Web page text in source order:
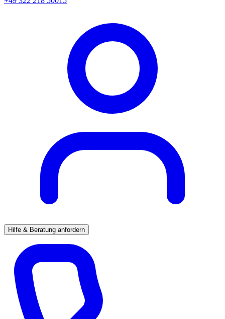
Hilfe & Beratung anfordern